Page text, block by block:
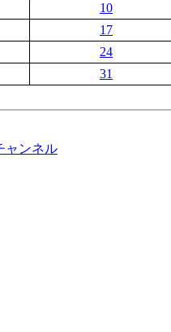
10
17
24
31
ャンネル